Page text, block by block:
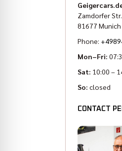
Zamdorfer
81677 Munich
Phone:
Mon–Fri:
Sat: 10:00 –
So: closed
CONTACT